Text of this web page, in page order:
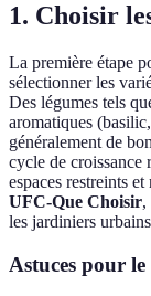
1. Choisir
La première étape
sélectionner les
Des légumes tels
aromatiques
généralement de
cycle de croissance
espaces restreints
UFC-Que Choisir,
les jardiniers
Astuces pour